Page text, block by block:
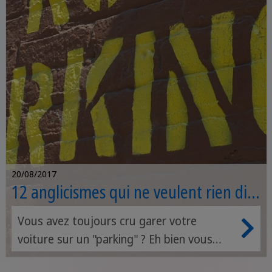
ou indiquer une déclaration, ainsi que le
verbe «to knock it off» pour couper
quelqu'un et, par conséquent, utiliser
l'expression anglaise «faffing around» qui
signifie arrêter perdre le temps.
20/08/2017
12 anglicismes qui ne veulent rien dire
en anglais
Vous avez toujours cru garer votre
voiture sur un "parking" ? Eh bien vous
avez tord ! Et le matin, vous allez faire